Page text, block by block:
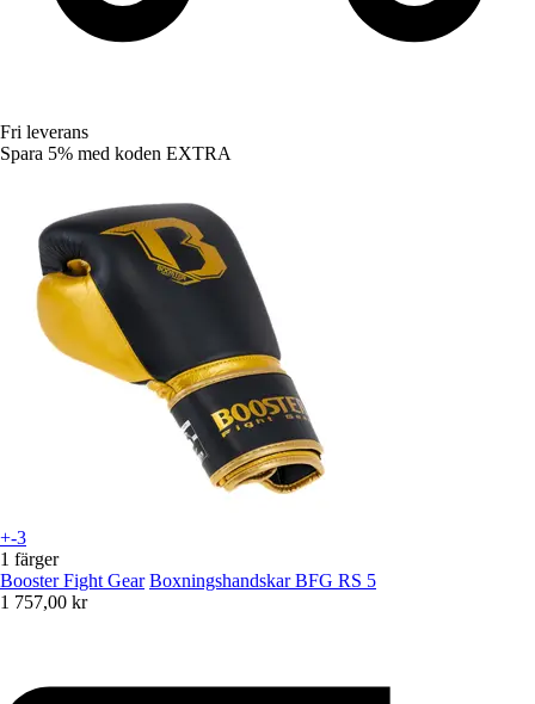
Fri leverans
Spara 5% med koden EXTRA
+-3
1 färger
Booster Fight Gear Boxningshandskar BFG RS 5
1 757,00 kr